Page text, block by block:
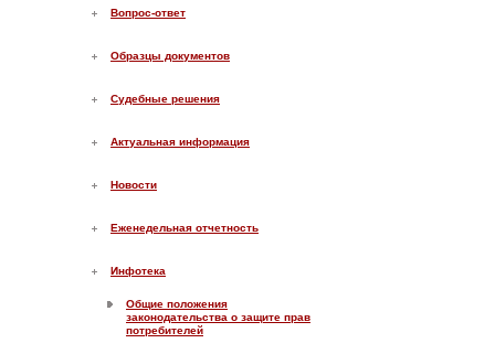
Вопрос-ответ
Образцы документов
Судебные решения
Актуальная информация
Новости
Еженедельная отчетность
Инфотека
Общие положения
законодательства о защите прав
потребителей